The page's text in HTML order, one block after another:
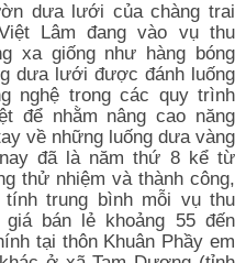
dưa lưới của chàng trai
Lâm đang vào vụ thu
xa giống như hàng bóng
dưa lưới được đánh luống
nghệ trong các quy trình
để nhằm nâng cao năng
về những luống dưa vàng
đã là năm thứ 8 kể từ
thử nhiệm và thành công,
trung bình mỗi vụ thu
bán lẻ khoảng 55 đến
tại thôn Khuân Phầy em